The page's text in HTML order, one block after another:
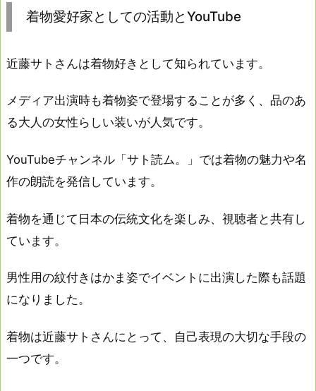
着物愛好家としての活動とYouTube
近藤サトさんは着物好きとして知られています。
メディア出演時も着物姿で登場することが多く、品のあ
る大人の女性らしい装いが人気です。
YouTubeチャンネル「サト読ム。」では着物の魅力や名
作の朗読を発信しています。
着物を通じて日本の伝統文化を楽しみ、視聴者と共有し
ています。
男性用の紋付きはかま姿でイベントに出演した際も話題
になりました。
着物は近藤サトさんにとって、自己表現の大切な手段の
一つです。